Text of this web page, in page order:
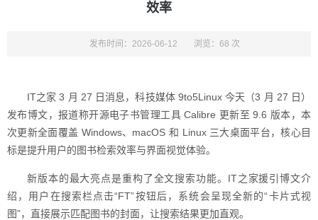
效率
发布时间：2026-06-12 浏览：68 次
IT之家 3 月 27 日消息，科技媒体 9to5Linux 今天（3 月 27 日）
发布博文，报道称开源电子书管理工具 Calibre 更新至 9.6 版本，本
次更新全面覆盖 Windows、macOS 和 Linux 三大桌面平台，核心目
标是提升用户的图书检索效率与界面视觉体验。
新版本的最大亮点是重构了全文搜索功能。IT之家援引博文介
绍，用户在搜索栏点击“FT”按钮后，系统会呈现全新的“卡片式视
图”，直接展示匹配图书的封面，让搜索结果更加直观。